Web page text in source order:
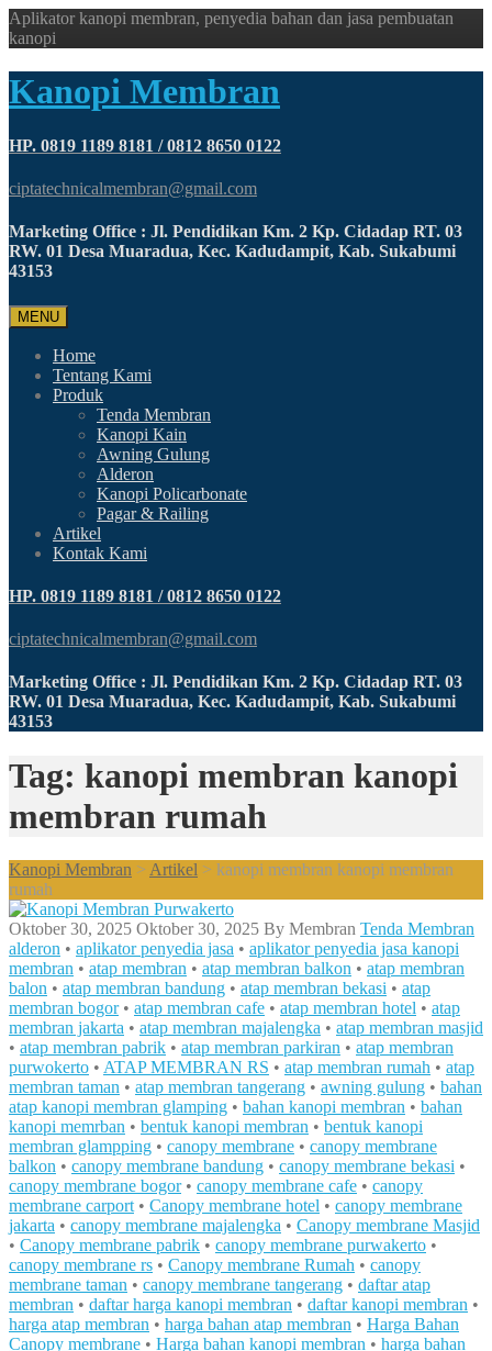
Aplikator kanopi membran, penyedia bahan dan jasa pembuatan
kanopi
Kanopi Membran
HP. 0819 1189 8181 / 0812 8650 0122
ciptatechnicalmembran@gmail.com
Marketing Office : Jl. Pendidikan Km. 2 Kp. Cidadap RT. 03
RW. 01 Desa Muaradua, Kec. Kadudampit, Kab. Sukabumi
43153
MENU
Home
Tentang Kami
Produk
Tenda Membran
Kanopi Kain
Awning Gulung
Alderon
Kanopi Policarbonate
Pagar & Railing
Artikel
Kontak Kami
HP. 0819 1189 8181 / 0812 8650 0122
ciptatechnicalmembran@gmail.com
Marketing Office : Jl. Pendidikan Km. 2 Kp. Cidadap RT. 03
RW. 01 Desa Muaradua, Kec. Kadudampit, Kab. Sukabumi
43153
Tag: kanopi membran kanopi
membran rumah
Kanopi Membran > Artikel > kanopi membran kanopi membran
rumah
Oktober 30, 2025 Oktober 30, 2025 By Membran Tenda Membran
alderon • aplikator penyedia jasa • aplikator penyedia jasa kanopi
membran • atap membran • atap membran balkon • atap membran
balon • atap membran bandung • atap membran bekasi • atap
membran bogor• atap membran cafe • atap membran hotel • atap
membran jakarta • atap membran majalengka • atap membran masjid
• atap membran pabrik • atap membran parkiran • atap membran
purwokerto • ATAP MEMBRAN RS • atap membran rumah • atap
membran taman • atap membran tangerang • awning gulung • bahan
atap kanopi membran glamping • bahan kanopi membran • bahan
kanopi memrban • bentuk kanopi membran • bentuk kanopi
membran glampping • canopy membrane • canopy membrane
balkon • canopy membrane bandung • canopy membrane bekasi •
canopy membrane bogor• canopy membrane cafe • canopy
membrane carport • Canopy membrane hotel • canopy membrane
jakarta • canopy membrane majalengka • Canopy membrane Masjid
• Canopy membrane pabrik • canopy membrane purwakerto •
canopy membrane rs • Canopy membrane Rumah • canopy
membrane taman • canopy membrane tangerang • daftar atap
membran • daftar harga kanopi membran • daftar kanopi membran •
harga atap membran • harga bahan atap membran • Harga Bahan
Canopy membrane • Harga bahan kanopi membran • harga bahan